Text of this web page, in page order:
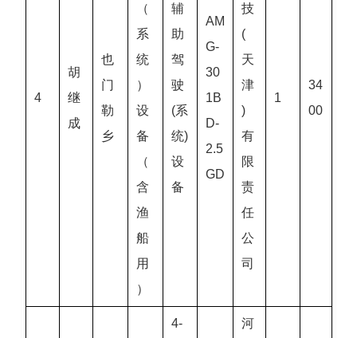
4
胡
继
成
也
门
勒
乡
（
系
统
）
设
备
（
含
渔
船
用
）
辅
助
驾
驶
(系
统)
设
备
AM
G-
30
1B
D-
2.5
GD
技
(
天
津
)
有
限
责
任
公
司
1
34
00
4-
河